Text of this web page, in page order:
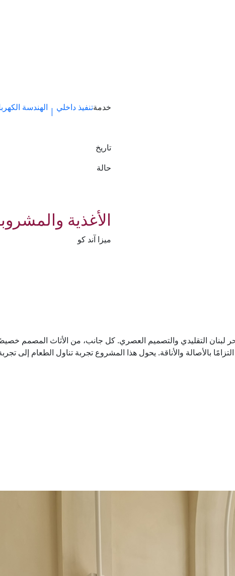
خدمةتنفيذ داخلي | الهندسة
تاريخ
حالة
الأغذية
ميزا آند كو
لبنان التقليدي والتصميم العصري. كل جانب، من الأثاث المصمم
بالأصالة والأناقة. يحول هذا المشروع تجربة تناول الطعام إلى